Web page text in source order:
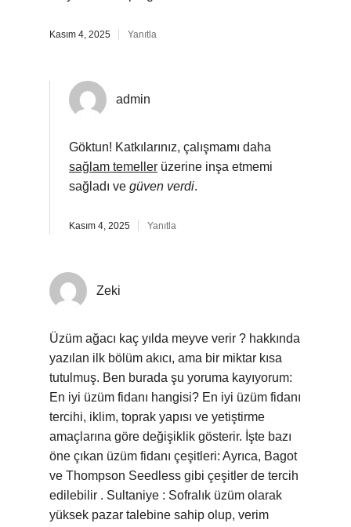
Kasım 4, 2025 Yanıtla
admin
Göktun! Katkılarınız, çalışmamı daha
sağlam temeller üzerine inşa etmemi
sağladı ve güven verdi.
Kasım 4, 2025 Yanıtla
Zeki
Üzüm ağacı kaç yılda meyve verir ? hakkında
yazılan ilk bölüm akıcı, ama bir miktar kısa
tutulmuş. Ben burada şu yoruma kayıyorum:
En iyi üzüm fidanı hangisi? En iyi üzüm fidanı
tercihi, iklim, toprak yapısı ve yetiştirme
amaçlarına göre değişiklik gösterir. İşte bazı
öne çıkan üzüm fidanı çeşitleri: Ayrıca, Bagot
ve Thompson Seedless gibi çeşitler de tercih
edilebilir . Sultaniye : Sofralık üzüm olarak
yüksek pazar talebine sahip olup, verim